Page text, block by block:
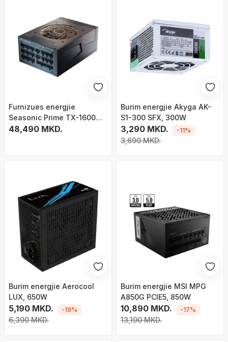
Furnizues energjie
Seasonic Prime TX-1600
Noctua Edition, 1600W, 80
48,490 MKD.
Burim energjie Akyga AK-
S1-300 SFX, 300W
3,290 MKD.
3,690 MKD.
-11%
Burim energjie Aerocool
LUX, 650W
5,190 MKD.
6,390 MKD.
-19%
Burim energjie MSI MPG
A850G PCIE5, 850W
10,890 MKD.
13,190 MKD.
-17%